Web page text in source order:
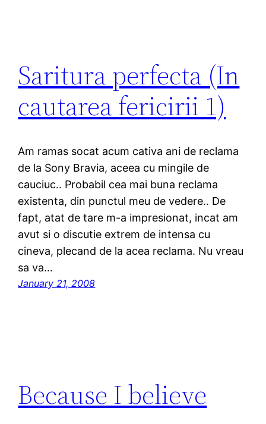
Saritura perfecta (In
cautarea fericirii 1)
Am ramas socat acum cativa ani de reclama
de la Sony Bravia, aceea cu mingile de
cauciuc.. Probabil cea mai buna reclama
existenta, din punctul meu de vedere.. De
fapt, atat de tare m-a impresionat, incat am
avut si o discutie extrem de intensa cu
cineva, plecand de la acea reclama. Nu vreau
sa va…
January 21, 2008
Because I believe